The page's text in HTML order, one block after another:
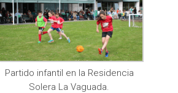
Partido infantil en la Residencia
Solera La Vaguada.